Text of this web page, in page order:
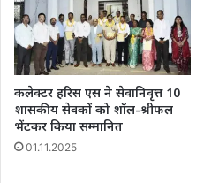
कलेक्टर हरिस एस ने सेवानिवृत्त 10
शासकीय सेवकों को शॉल-श्रीफल
भेंटकर किया सम्मानित
01.11.2025